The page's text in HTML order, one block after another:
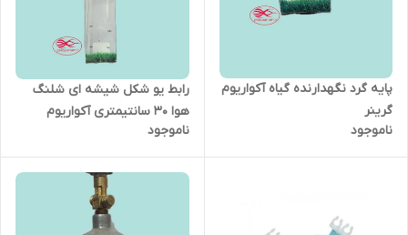
پایه گرد نگهدارنده گیاه آکواریوم
گرینر
ناموجود
رابط یو شکل شیشه ای شلنگ
هوا 30 سانتیمتری آکواریوم
ناموجود